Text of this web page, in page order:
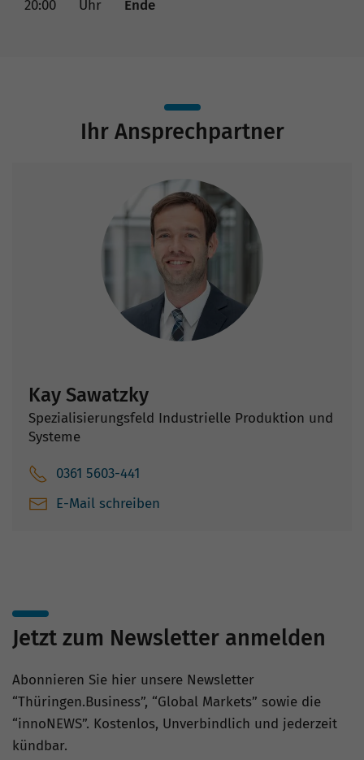
20:00 Uhr Ende
Ihr Ansprechpartner
Kay Sawatzky
Spezialisierungsfeld Industrielle Produktion und
Systeme
0361 5603-441
E-Mail schreiben
Jetzt zum Newsletter anmelden
Abonnieren Sie hier unsere Newsletter
“Thüringen.Business”, “Global Markets” sowie die
“innoNEWS”. Kostenlos, Unverbindlich und jederzeit
kündbar.